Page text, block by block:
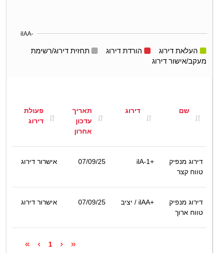
ilAA-
העלאת דירוג הורדת דירוג
תחזית דירוג/רשימת
מעקב/אישור דירוג
שם דירוג
תאריך
עדכון
אחרון
פעולת
דירוג
דירוג מנפיק
טווח קצר
ilA-1+
07/09/25 אישרור דירוג
דירוג מנפיק
טווח ארוך
ilAA+ / יציב 07/09/25 אישרור דירוג
«
‹
1
›
»